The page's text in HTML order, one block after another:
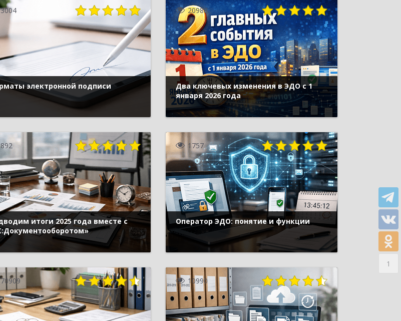
3004
электронной подписи
20988
Два ключевых изменения в ЭДО с 1
января 2026 года
892
итоги 2025 года вместе с
1757
Оператор ЭДО: понятие и функции
70909 10990
1